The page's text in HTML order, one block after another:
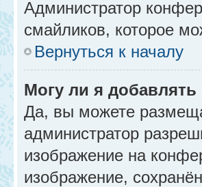
Администратор
смайликов, которое
Вернуться к началу
Могу ли я
Да, вы можете
администратор
изображение на
изображение,